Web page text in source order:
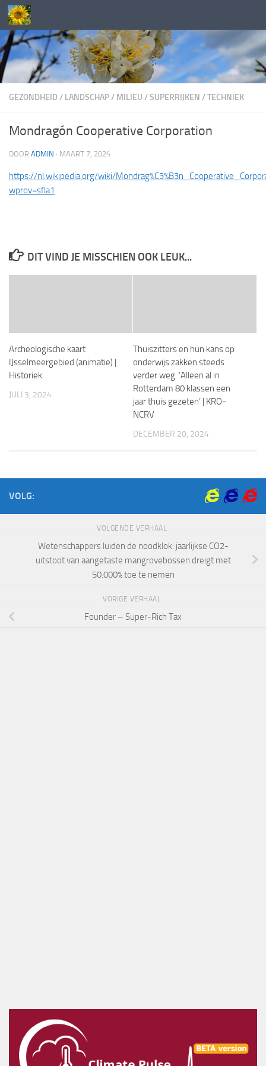
Doorgaan naar inhoud
GEZONDHEID / LANDSCHAP/ MILIEU /SUPERRIJKEN /TECHNIEK
Mondragón Cooperative Corporation
DOOR ADMIN · MAART 7, 2024
https://nl.wikipedia.org/wiki/
wprov=sfla1
DIT VIND JE MISSCHIEN OOK LEUK...
Archeologische kaart
IJsselmeergebied (animatie) |
Historiek
JULI 3, 2024
Thuiszitters en hun kans op
onderwijs zakken steeds
verder weg. ‘Alleen al in
Rotterdam 80 klassen een
jaar thuis gezeten’ | KRO-
NCRV
DECEMBER 20, 2024
VOLG:
VOLGENDE VERHAAL
Wetenschappers luiden de noodklok: jaarlijkse CO2-
uitstoot van aangetaste mangrovebossen dreigt met
50.000% toe te nemen
VORIGE VERHAAL
Founder – Super-Rich Tax